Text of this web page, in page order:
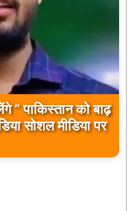
” पाकिस्तान को बाढ़
सोशल मीडिया पर